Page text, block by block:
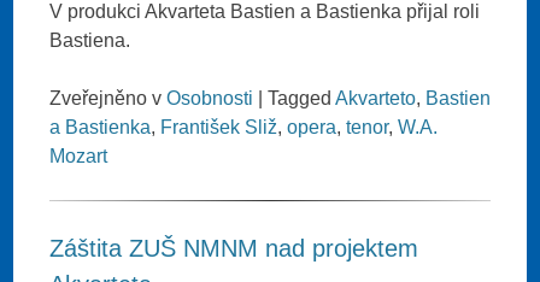
V produkci Akvarteta Bastien a Bastienka přijal roli
Bastiena.
Zveřejněno vOsobnosti |TaggedAkvarteto, Bastien
a Bastienka, František Sliž,opera,tenor,W.A.
Mozart
Záštita ZUŠ NMNM nad projektem